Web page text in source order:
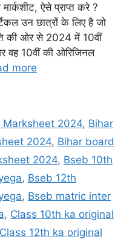
ऐसे प्राप्त करे ?
उन छात्रों के लिए है जो
की ओर से 2024 में 10वीं
वह 10वीं की ओरिजिनल
more
Marksheet 2024, Bihar
2024, Bihar board
2024, Bseb 10th
, Bseb 12th
, Bseb matric inter
, Class 10th ka original
Class 12th ka original